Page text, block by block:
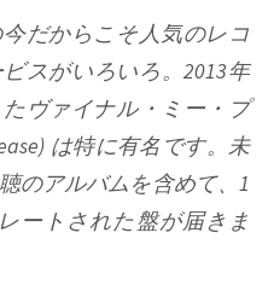
だからこそ人気のレコ
スがいろいろ。2013年
ヴァイナル・ミー・プ
は特に有名です。未
のアルバムを含めて、1
ートされた盤が届きま